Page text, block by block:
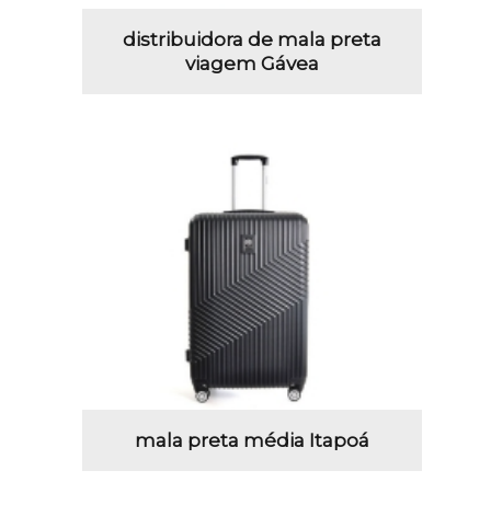
distribuidora de mala preta
viagem Gávea
mala preta média Itapoá